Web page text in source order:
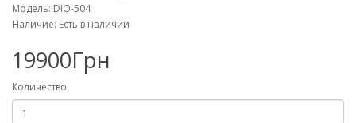
Модель: DIO-504
Наличие: Есть в наличии
19900Грн
Количество